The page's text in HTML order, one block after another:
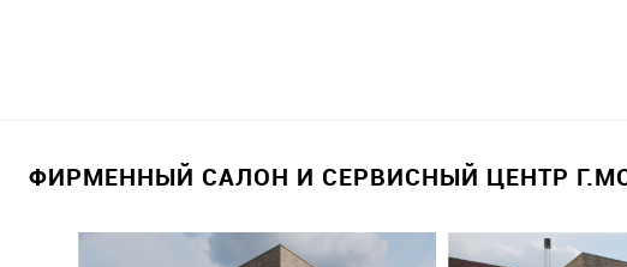
ФИРМЕННЫЙ САЛОН И СЕРВИСНЫЙ ЦЕНТР